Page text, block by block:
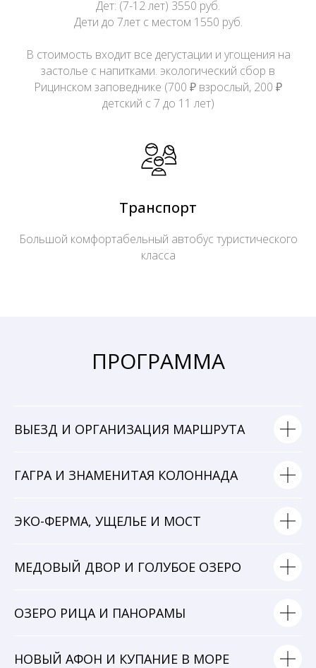
Дет: (7-12 лет) 3550 руб.
Дети до 7лет с местом 1550 руб.
В стоимость входит все дегустации и угощения на
застолье с напитками. экологический сбор в
Рицинском заповеднике (700 ₽ взрослый, 200 ₽
детский с 7 до 11 лет)
Транспорт
Большой комфортабельный автобус туристического
класса
ПРОГРАММА
ВЫЕЗД И ОРГАНИЗАЦИЯ МАРШРУТА
ГАГРА И ЗНАМЕНИТАЯ КОЛОННАДА
ЭКО-ФЕРМА, УЩЕЛЬЕ И МОСТ
МЕДОВЫЙ ДВОР И ГОЛУБОЕ ОЗЕРО
ОЗЕРО РИЦА И ПАНОРАМЫ
НОВЫЙ АФОН И КУПАНИЕ В МОРЕ